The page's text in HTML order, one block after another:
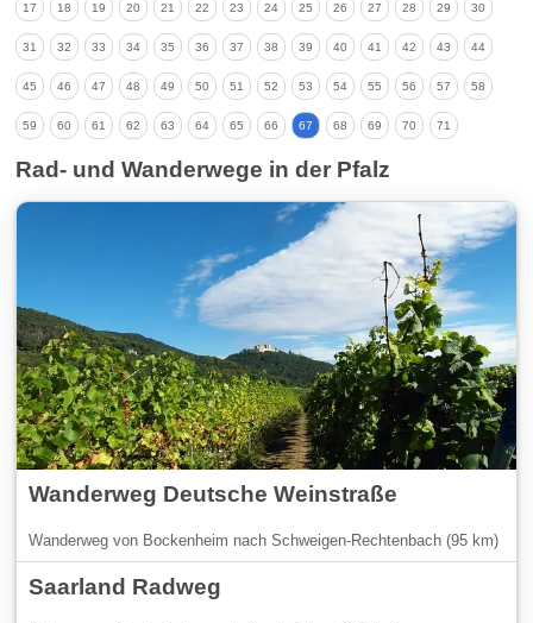
17 18 19 20 21 22 23 24 25 26 27 28 29 30
31 32 33 34 35 36 37 38 39 40 41 42 43 44
45 46 47 48 49 50 51 52 53 54 55 56 57 58
59 60 61 62 63 64 65 66 67 68 69 70 71
Rad- und Wanderwege in der Pfalz
Wanderweg Deutsche Weinstraße
Wanderweg von Bockenheim nach Schweigen-Rechtenbach (95 km)
Saarland Radweg